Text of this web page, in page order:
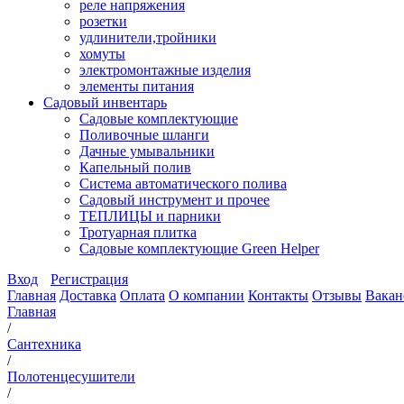
реле напряжения
розетки
удлинители,тройники
хомуты
электромонтажные изделия
элементы питания
Садовый инвентарь
Садовые комплектующие
Поливочные шланги
Дачные умывальники
Капельный полив
Система автоматического полива
Садовый инструмент и прочее
ТЕПЛИЦЫ и парники
Тротуарная плитка
Садовые комплектующие Green Helper
Вход
Регистрация
Главная Доставка Оплата О компании Контакты Отзывы
Главная
/
Сантехника
/
Полотенцесушители
/